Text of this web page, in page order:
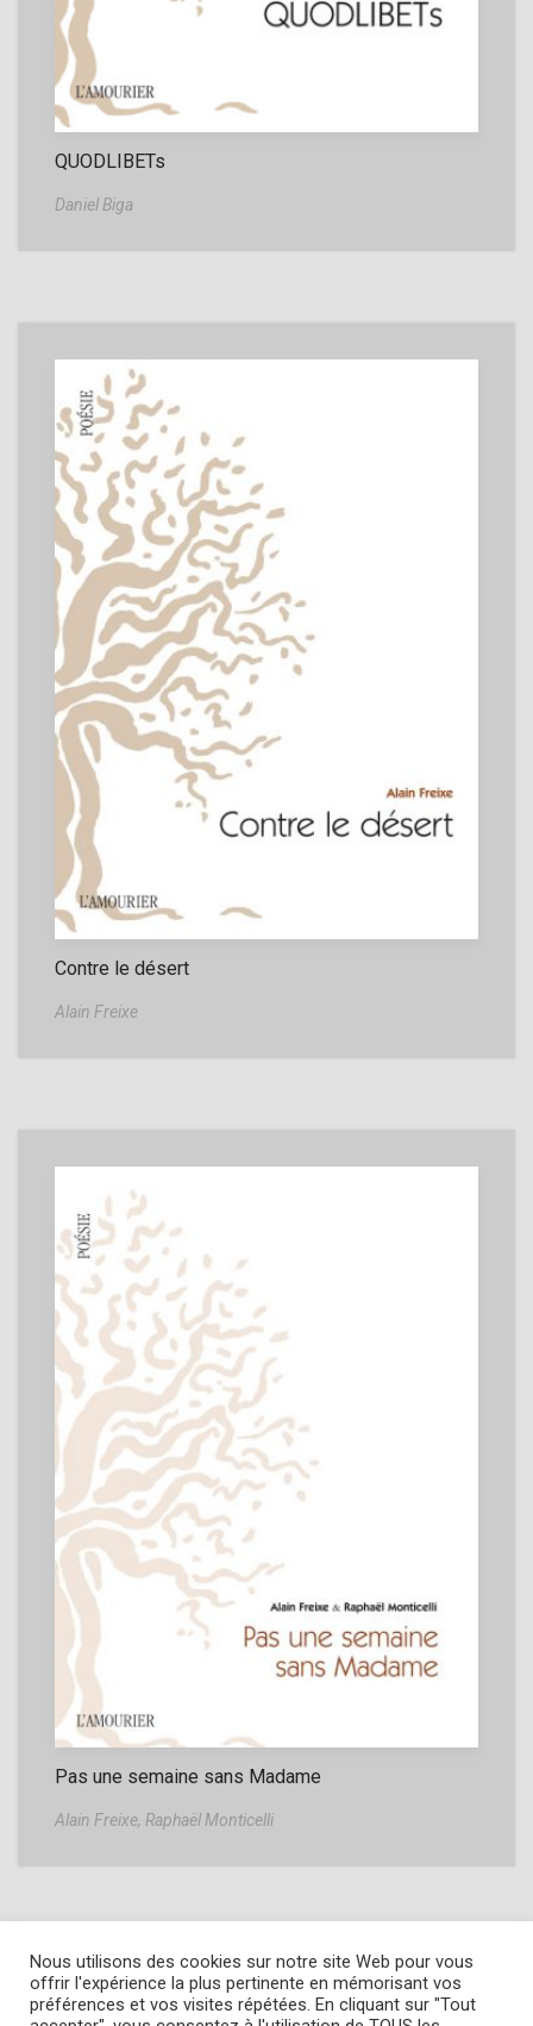
QUODLIBETs
Daniel Biga
Contre le désert
Alain Freixe
Pas une semaine sans Madame
Alain Freixe, Raphaël Monticelli
Nous utilisons des cookies sur notre site Web pour vous
offrir l'expérience la plus pertinente en mémorisant vos
préférences et vos visites répétées. En cliquant sur "Tout